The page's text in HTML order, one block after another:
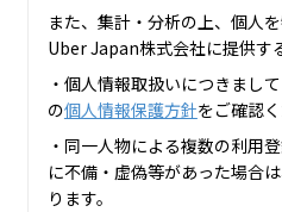
また、集計・分析の上、個人
Uber Japan株式会社に提供す
・個人情報取扱いにつきまし
の個人情報保護方針をご確認く
・同一人物による複数の利用
に不備・虚偽等があった場合
ります。